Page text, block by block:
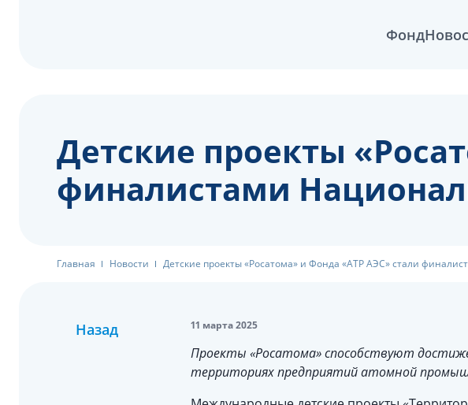
Фонд
Детские проекты
финалистами
Главная Новости Детские проекты «Росатома» и Фонда «АТР АЭС» стали
Назад 11 марта 2025
Проекты «Росатома» способствуют
территориях предприятий атомной